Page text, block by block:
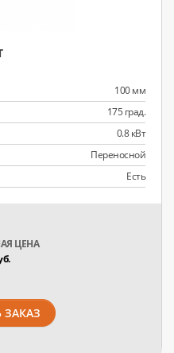
100 мм
175 град.
0.8 кВт
Переносной
Есть
ЦЕНА
ЗАКАЗ